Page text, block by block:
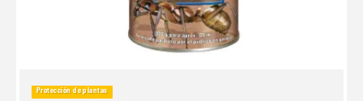
Protección de plantas